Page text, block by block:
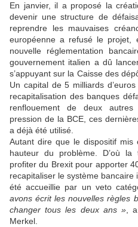
En janvier, il a proposé la
devenir une structure de
reprendre les mauvaises
européenne a refusé le projet,
nouvelle réglementation
gouvernement italien a dû
s’appuyant sur la Caisse des
Un capital de 5 milliards
recapitalisation des banques
renflouement de deux
pression de la BCE, ces
a déjà été utilisé.
Autant dire que le dispositif mis
hauteur du problème. D’où
profiter du Brexit pour apporter
recapitaliser le système
été accueillie par un veto
avons écrit les nouvelles règles
changer tous les deux ans » ,
Merkel.